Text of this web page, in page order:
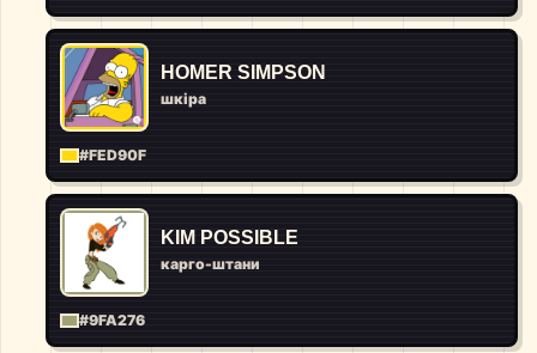
HOMER SIMPSON
шкіра
#FED90F
KIM POSSIBLE
карго-штани
#9FA276